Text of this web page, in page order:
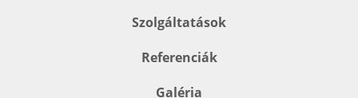
Szolgáltatások
Referenciák
Galéria